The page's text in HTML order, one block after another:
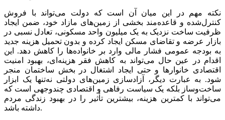
نکته مهم در این میان آن است که دولت می‌تواند با فروش
کنترل‌شده و قاعده‌مند بخشی از زمین‌های مازاد خود، ضمن ایجاد
ظرفیت ساخت نزدیک به یک میلیون واحد مسکونی، تعادل نسبی در
بازار عرضه و تقاضای مسکن ایجاد کرده و بدون تحمیل هزینه جدید
به بودجه عمومی فشار مالی وارد بر خانواده‌ها را کاهش دهد. این
اقدام در عین حال می‌تواند به کاهش فقر هزینه‌ای، بهبود امنیت
اقتصادی خانوار‌ها و حتی ایجاد اشتغال در بخش ساختمان منجر
شود. به عبارت دیگر، آزادسازی زمین‌های دولتی نه‌تنها یک ابزار
ساخت‌وساز بلکه یک سیاست رفاهی و اقتصادی چندوجهی است که
می‌تواند با کمترین هزینه، بیشترین تأثیر را در بهبود زندگی مردم
داشته باشد.